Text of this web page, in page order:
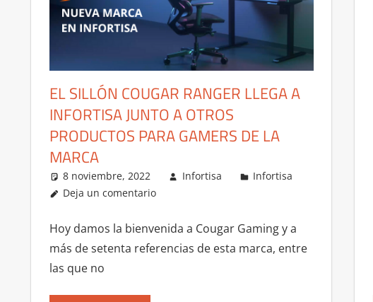
EL SILLÓN COUGAR RANGER LLEGA A
INFORTISA JUNTO A OTROS
PRODUCTOS PARA GAMERS DE LA
MARCA
8 noviembre, 2022 Infortisa
Infortisa
Deja un comentario
Hoy damos la bienvenida a Cougar Gaming y a
más de setenta referencias de esta marca, entre
las que no